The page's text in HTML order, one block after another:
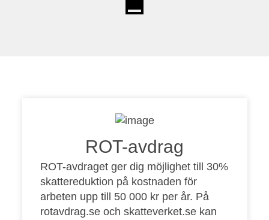
ROT-avdrag
ROT-avdraget ger dig möjlighet till 30%
skattereduktion på kostnaden för
arbeten upp till 50 000 kr per år. På
rotavdrag.seoch skatteverket.sekan